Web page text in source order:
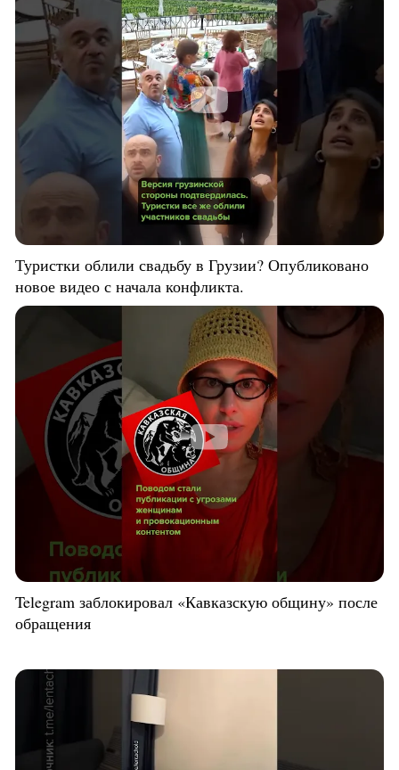
Туристки облили свадьбу в Грузии? Опубликовано
новое видео с начала конфликта.
Telegram заблокировал «Кавказскую общину» после
обращения